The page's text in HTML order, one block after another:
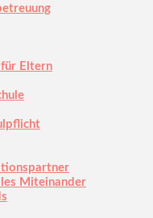
für Eltern
Miteinander